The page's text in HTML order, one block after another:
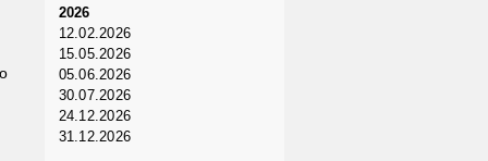
2026
12.02.2026
15.05.2026
05.06.2026
30.07.2026
24.12.2026
31.12.2026